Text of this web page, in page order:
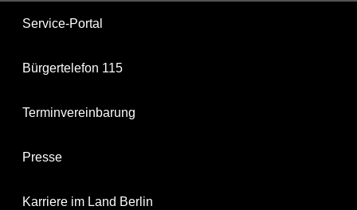
Service-Portal
Bürgertelefon 115
Terminvereinbarung
Presse
Karriere im Land Berlin